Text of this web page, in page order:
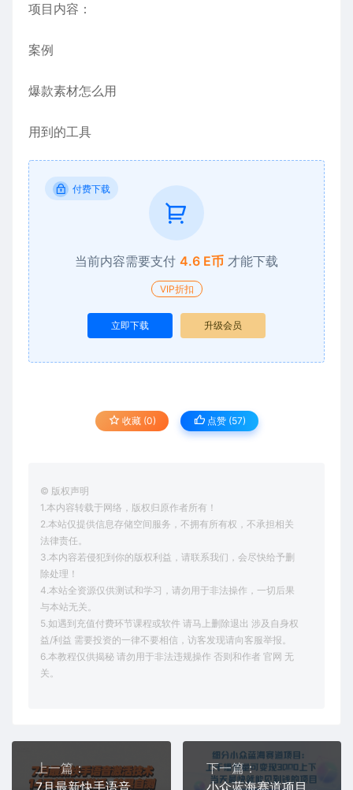
项目内容：
案例
爆款素材怎么用
用到的工具
付费下载
当前内容需要支付 4.6 E币 才能下载
VIP折扣
立即下载 升级会员
收藏 (0) 点赞 (57)
© 版权声明
1.本内容转载于网络，版权归原作者所有！
2.本站仅提供信息存储空间服务，不拥有所有权，不承担相关
法律责任。
3.本内容若侵犯到你的版权利益，请联系我们，会尽快给予删
除处理！
4.本站全资源仅供测试和学习，请勿用于非法操作，一切后果
与本站无关。
5.如遇到充值付费环节课程或软件 请马上删除退出 涉及自身权
益/利益 需要投资的一律不要相信，访客发现请向客服举报。
6.本教程仅供揭秘 请勿用于非法违规操作 否则和作者 官网 无
关。
上一篇：
下一篇：